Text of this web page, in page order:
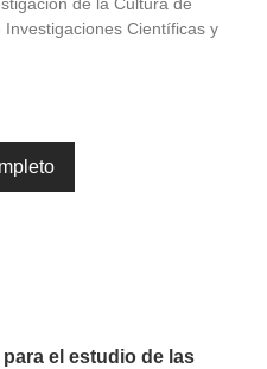
de la Cultura de
Científicas y
el estudio de las